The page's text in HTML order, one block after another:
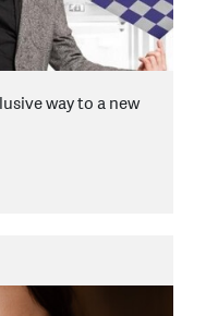
way to a new